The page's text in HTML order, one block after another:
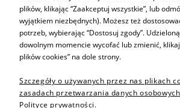
Informacje
Sprzedaż
plików, klikając “Zaakceptuj wszystkie”, lub
wyjątkiem niezbędnych). Możesz też
potrzeb, wybierając “Dostosuj zgody”.
dowolnym momencie wycofać lub zmienić,
plików cookies” na dole strony.
Szczegóły o używanych przez nas plikach
zasadach przetwarzania danych
Polityce prywatności.